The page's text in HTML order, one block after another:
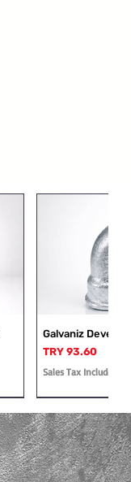
Galvaniz
Price
TRY 93.60
Sales Tax Included